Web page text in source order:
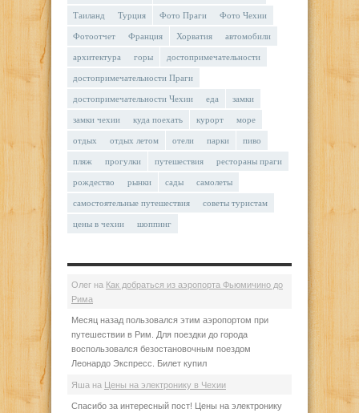
Таиланд Турция Фото Праги Фото Чехии
Фотоотчет Франция Хорватия автомобили
архитектура горы достопримечательности
достопримечательности Праги
достопримечательности Чехии еда замки
замки чехии куда поехать курорт море
отдых отдых летом отели парки пиво
пляж прогулки путешествия рестораны праги
рождество рынки сады самолеты
самостоятельные путешествия советы туристам
цены в чехии шоппинг
Олег на Как добраться из аэропорта Фьюмичино до
Рима
Месяц назад пользовался этим аэропортом при
путешествии в Рим. Для поездки до города
воспользовался безостановочным поездом
Леонардо Экспресс. Билет купил
Яша на Цены на электронику в Чехии
Спасибо за интересный пост! Цены на электронику